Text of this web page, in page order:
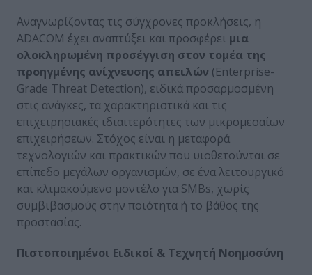
Αναγνωρίζοντας τις σύγχρονες προκλήσεις, η
ADACOM έχει αναπτύξει και προσφέρει μια
ολοκληρωμένη προσέγγιση στον τομέα της
προηγμένης ανίχνευσης απειλών (Enterprise-
Grade Threat Detection), ειδικά προσαρμοσμένη
στις ανάγκες, τα χαρακτηριστικά και τις
επιχειρησιακές ιδιαιτερότητες των μικρομεσαίων
επιχειρήσεων. Στόχος είναι η μεταφορά
τεχνολογιών και πρακτικών που υιοθετούνται σε
επίπεδο μεγάλων οργανισμών, σε ένα λειτουργικό
και κλιμακούμενο μοντέλο για SMBs, χωρίς
συμβιβασμούς στην ποιότητα ή το βάθος της
προστασίας.
Πιστοποιημένοι Ειδικοί & Τεχνητή Νοημοσύνη